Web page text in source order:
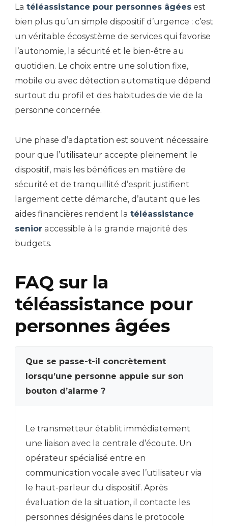
La téléassistance pour personnes âgées est
bien plus qu’un simple dispositif d’urgence : c’est
un véritable écosystème de services qui favorise
l’autonomie, la sécurité et le bien-être au
quotidien. Le choix entre une solution fixe,
mobile ou avec détection automatique dépend
surtout du profil et des habitudes de vie de la
personne concernée.
Une phase d’adaptation est souvent nécessaire
pour que l’utilisateur accepte pleinement le
dispositif, mais les bénéfices en matière de
sécurité et de tranquillité d’esprit justifient
largement cette démarche, d’autant que les
aides financières rendent la téléassistance
senior accessible à la grande majorité des
budgets.
FAQ sur la
téléassistance pour
personnes âgées
Que se passe-t-il concrètement
lorsqu’une personne appuie sur son
bouton d’alarme ?
Le transmetteur établit immédiatement
une liaison avec la centrale d’écoute. Un
opérateur spécialisé entre en
communication vocale avec l’utilisateur via
le haut-parleur du dispositif. Après
évaluation de la situation, il contacte les
personnes désignées dans le protocole